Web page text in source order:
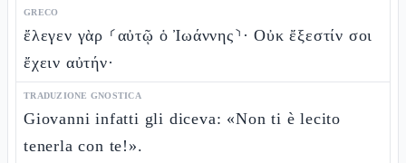
GRECO
ἔλεγεν γὰρ ⸂αὐτῷ ὁ Ἰωάννης⸃· Οὐκ ἔξεστίν σοι
ἔχειν αὐτήν·
TRADUZIONE GNOSTICA
Giovanni infatti gli diceva: «Non ti è lecito
tenerla con te!».